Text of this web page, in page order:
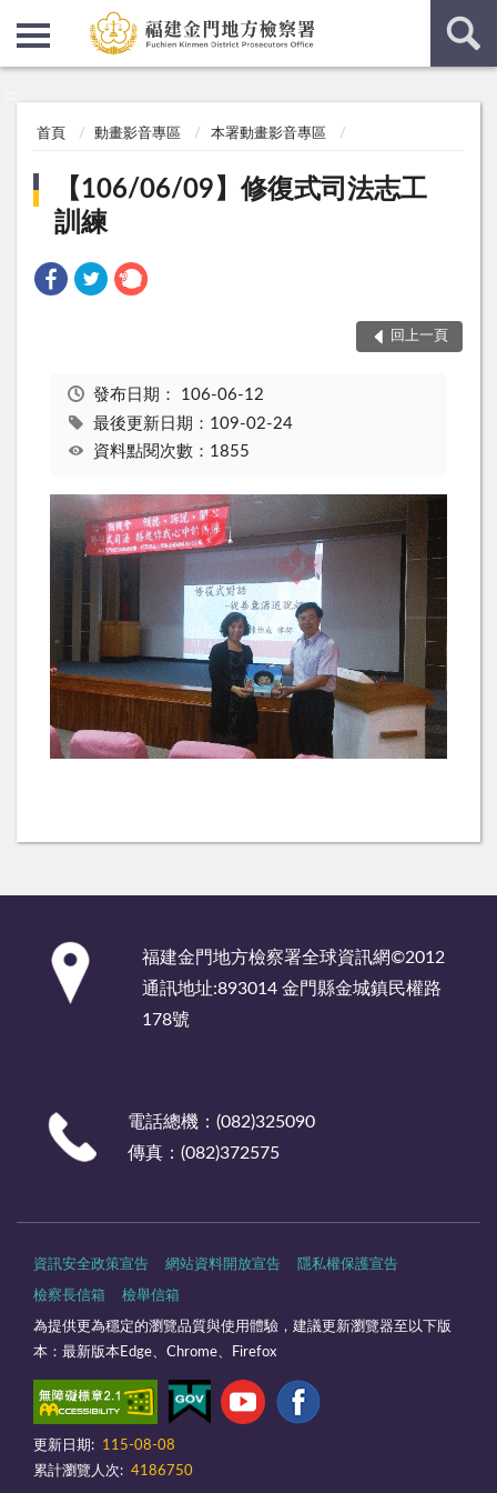
首頁 動畫影音專區 本署動畫影音專區
【106/06/09】修復式司法志工
訓練
回上一頁
發布日期： 106-06-12
最後更新日期：109-02-24
資料點閱次數：1855
福建金門地方檢察署全球資訊網©2012
通訊地址:893014 金門縣金城鎮民權路
178號
電話總機：(082)325090
傳真：(082)372575
資訊安全政策宣告 網站資料開放宣告 隱私權保護宣告
檢察長信箱 檢舉信箱
為提供更為穩定的瀏覽品質與使用體驗，建議更新瀏覽器至以下版
本：最新版本Edge、Chrome、Firefox
更新日期:
115-08-08
累計瀏覽人次: 4186750